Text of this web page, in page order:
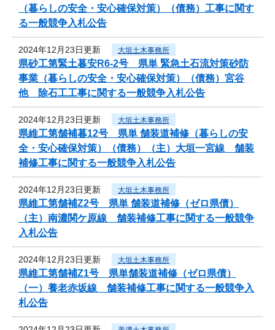
（暮らしの安全・安心確保対策）（債務）工事に関す
る一般競争入札公告
2024年12月23日更新 大垣土木事務所
県砂工第緊土暮安R6-2号 県単 緊急土石流対策砂防
事業（暮らしの安全・安心確保対策）（債務）宮谷
他 除石工工事に関する一般競争入札公告
2024年12月23日更新 大垣土木事務所
県維工第舗補暮12号 県単 舗装道補修（暮らしの安
全・安心確保対策）（債務）（主）大垣一宮線 舗装
補修工事に関する一般競争入札公告
2024年12月23日更新 大垣土木事務所
県維工第舗補Z2号 県単 舗装道補修（ゼロ県債）
（主）南濃関ケ原線 舗装補修工事に関する一般競争
入札公告
2024年12月23日更新 大垣土木事務所
県維工第舗補Z1号 県単舗装道補修（ゼロ県債）
（一）養老赤坂線 舗装補修工事に関する一般競争入
札公告